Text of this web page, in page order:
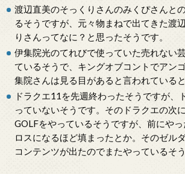
渡辺直美のそっくりさんのみくぴさんと
るそうですが、元々物まねで出てきた渡
りさんってなに？と思ったそうです。
伊集院光のてれびで使っていた売れない
ているそうで、キングオブコントでアン
集院さんは見る目があると言われていると
ドラクエ11を先週終わったそうですが、
っていないそうです。そのドラクエの次
GOLFをやっているそうですが、前にや
ロスになるほど填まったとか。そのゼル
コンテンツが出たのでまたやっているそう